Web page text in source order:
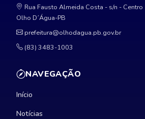
Rua Fausto Almeida Costa - s/n - Centro
Olho D´Água-PB
prefeitura@olhodagua.pb.gov.br
(83) 3483-1003
NAVEGAÇÃO
Início
Notícias